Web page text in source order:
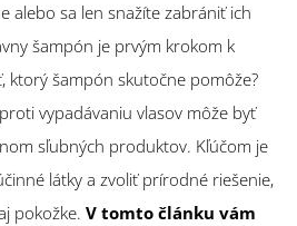
alebo sa len snažíte zabrániť ich
šampón je prvým krokom k
ktorý šampón skutočne pomôže?
vypadávaniu vlasov môže byť
sľubných produktov. Kľúčom je
látky a zvoliť prírodné riešenie,
pokožke. V tomto článku vám